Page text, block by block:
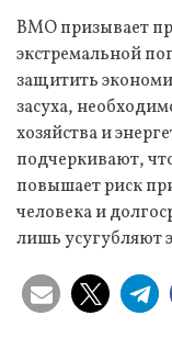
ВМО призывает
экстремальной
защитить
засуха,
хозяйства и
подчеркивают,
повышает риск
человека и
лишь усугубляют